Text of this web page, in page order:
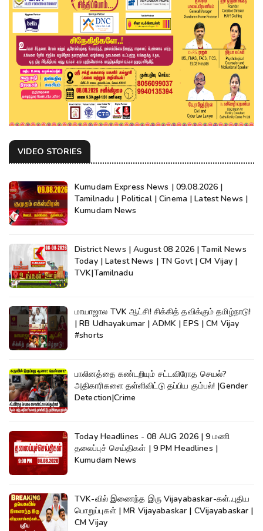
VIDEO STORIES
Kumudam Express News | 09.08.2026 |
Tamilnadu | Political | Cinema | Latest News |
Kumudam News
District News | August 08 2026 | Tamil News
Today | Latest News | TN Govt | CM Vijay |
TVK|Tamilnadu
மாயாஜால TVK ஆட்சி! சிக்கித் தவிக்கும் தமிழ்நாடு!
| RB Udhayakumar | ADMK | EPS | CM Vijay
#shorts
பாலினத்தை கண்டறியும் சட்டவிரோத செயல்?
அதிகாரிகளை தள்ளிவிட்டு தப்பிய கும்பல்! |Gender
Detection|Crime
Today Headlines - 08 AUG 2026 | 9 மணி
தலைப்புச் செய்திகள் | 9 PM Headlines |
Kumudam News
TVK-வில் இணைந்த இரு Vijayabaskar-கள்..புதிய
பொறுப்புகள் | MR Vijayabaskar | CVijayabaskar |
CM Vijay